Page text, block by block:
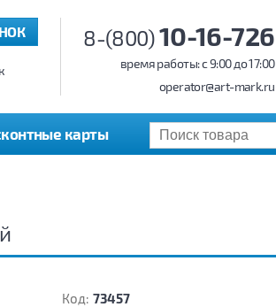
8-(800)10-16-726
время работы: c 9:00 до 17:00
operator@art-mark.ru
карты
Код: 73457